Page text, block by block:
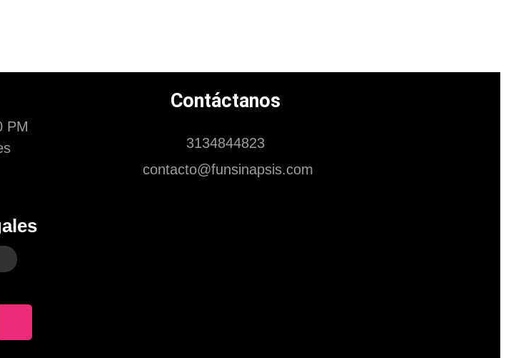
PM
Contáctanos
3134844823
contacto@funsinapsis.com